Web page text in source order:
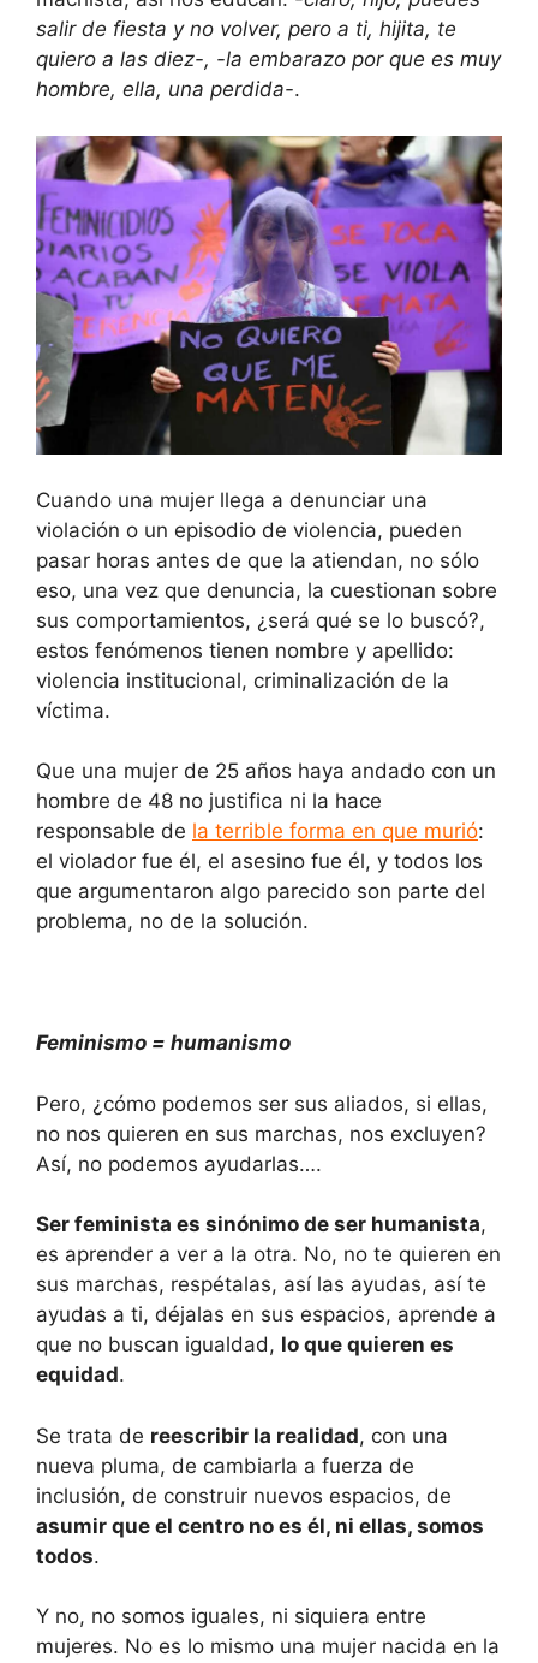
salir de fiesta y no volver, pero a ti, hijita, te
quiero a las diez-, -la embarazo por que es muy
hombre, ella, una perdida-.
Cuando una mujer llega a denunciar una
violación o un episodio de violencia, pueden
pasar horas antes de que la atiendan, no sólo
eso, una vez que denuncia, la cuestionan sobre
sus comportamientos, ¿será qué se lo buscó?,
estos fenómenos tienen nombre y apellido:
violencia institucional, criminalización de la
víctima.
Que una mujer de 25 años haya andado con un
hombre de 48 no justifica ni la hace
responsable de la terrible forma en que murió:
el violador fue él, el asesino fue él, y todos los
que argumentaron algo parecido son parte del
problema, no de la solución.
Feminismo = humanismo
Pero, ¿cómo podemos ser sus aliados, si ellas,
no nos quieren en sus marchas, nos excluyen?
Así, no podemos ayudarlas….
Ser feminista es sinónimo de ser humanista,
es aprender a ver a la otra. No, no te quieren en
sus marchas, respétalas, así las ayudas, así te
ayudas a ti, déjalas en sus espacios, aprende a
que no buscan igualdad, lo que quieren es
equidad.
Se trata de reescribir la realidad, con una
nueva pluma, de cambiarla a fuerza de
inclusión, de construir nuevos espacios, de
asumir que el centro no es él, ni ellas, somos
todos.
Y no, no somos iguales, ni siquiera entre
mujeres. No es lo mismo una mujer nacida en la